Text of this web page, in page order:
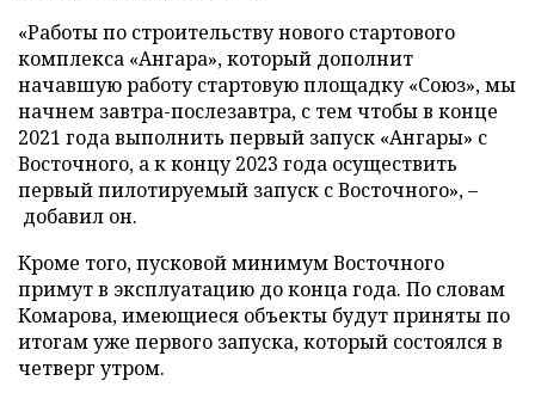
«Работы по строительству нового стартового
комплекса «Ангара», который дополнит
начавшую работу стартовую площадку «Союз», мы
начнем завтра-послезавтра, с тем чтобы в конце
2021 года выполнить первый запуск «Ангары» с
Восточного, а к концу 2023 года осуществить
первый пилотируемый запуск с Восточного», –
добавил он.
Кроме того, пусковой минимум Восточного
примут в эксплуатацию до конца года. По словам
Комарова, имеющиеся объекты будут приняты по
итогам уже первого запуска, который состоялся в
четверг утром.